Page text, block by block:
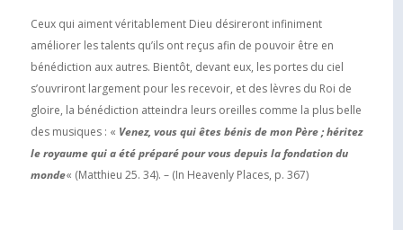
Ceux qui aiment véritablement Dieu désireront infiniment
améliorer les talents qu’ils ont reçus afin de pouvoir être en
bénédiction aux autres. Bientôt, devant eux, les portes du ciel
s’ouvriront largement pour les recevoir, et des lèvres du Roi de
gloire, la bénédiction atteindra leurs oreilles comme la plus belle
des musiques : « Venez, vous qui êtes bénis de mon Père ; héritez
le royaume qui a été préparé pour vous depuis la fondation du
monde« (Matthieu 25. 34). – (In Heavenly Places, p. 367)